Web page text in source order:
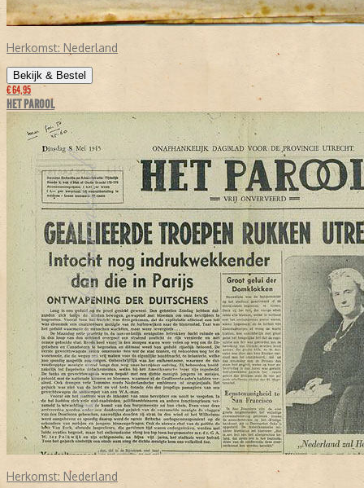
Herkomst: Nederland
Bekijk & Bestel
€ 64,95
HET PAROOL
Herkomst: Nederland